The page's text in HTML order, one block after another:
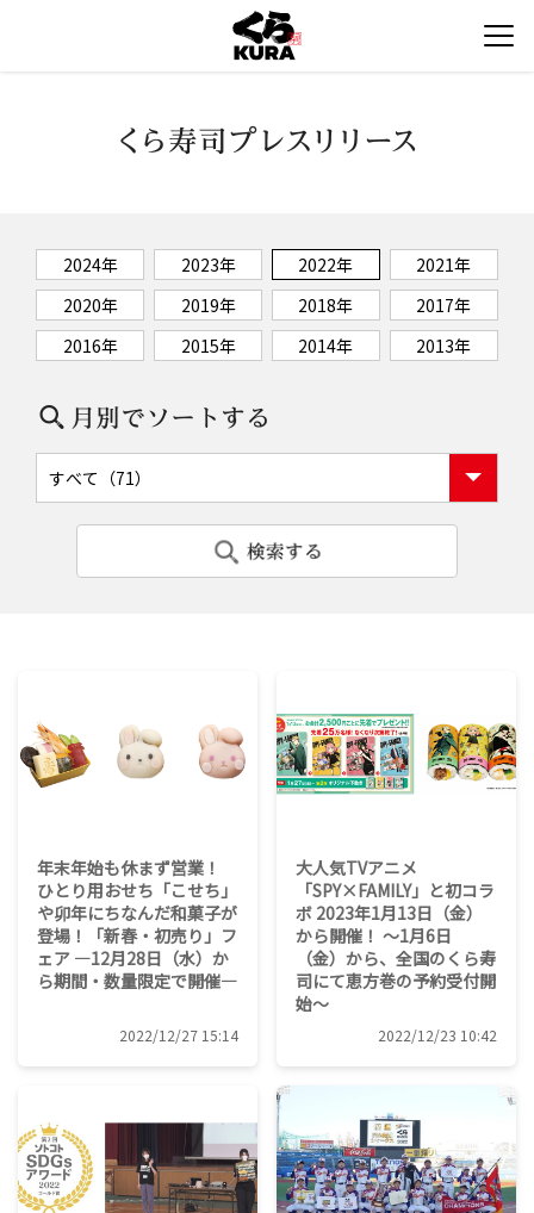
2024年 2023年 2022年
2021年
2020年
2019年 2018年
2017年
2016年
2015年 2014年 2013年
年末年始も休まず営業！
ひとり用おせち「こせち」
や卯年にちなんだ和菓子が
登場！「新春・初売り」フ
ェア ―12月28日（水）か
ら期間・数量限定で開催―
2022/12/27 15:14
大人気TVアニメ
「SPY×FAMILY」と初コラ
ボ 2023年1月13日（金）
から開催！ ～1月6日
（金）から、全国のくら寿
司にて恵方巻の予約受付開
始～
2022/12/23 10:42